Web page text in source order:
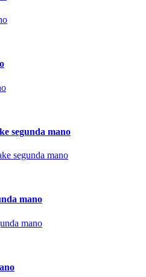
segunda mano
mano